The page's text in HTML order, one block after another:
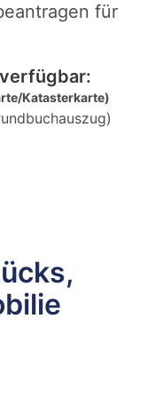
für
Katasterkarte)